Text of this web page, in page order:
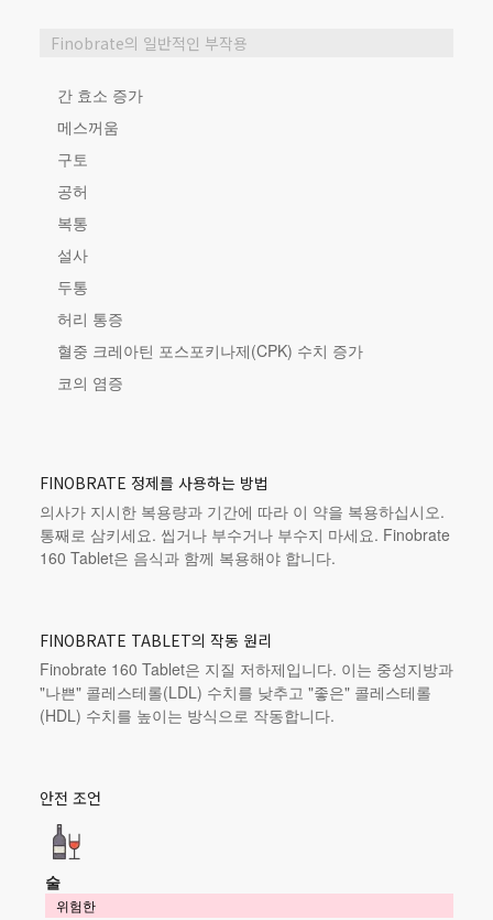
Finobrate의 일반적인 부작용
간 효소 증가
메스꺼움
구토
공허
복통
설사
두통
허리 통증
혈중 크레아틴 포스포키나제(CPK) 수치 증가
코의 염증
FINOBRATE 정제를 사용하는 방법
의사가 지시한 복용량과 기간에 따라 이 약을 복용하십시오.
통째로 삼키세요. 씹거나 부수거나 부수지 마세요. Finobrate
160 Tablet은 음식과 함께 복용해야 합니다.
FINOBRATE TABLET의 작동 원리
Finobrate 160 Tablet은 지질 저하제입니다. 이는 중성지방과
"나쁜" 콜레스테롤(LDL) 수치를 낮추고 "좋은" 콜레스테롤
(HDL) 수치를 높이는 방식으로 작동합니다.
안전 조언
술
위험한